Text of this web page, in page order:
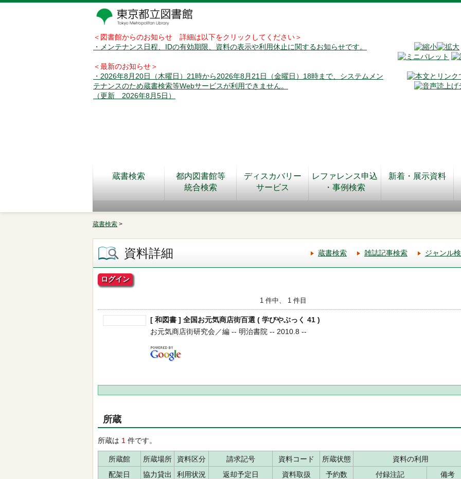
＜図書館からのお知らせ 詳細は以下をクリックしてください＞
・メンテナンス日程、IDの有効期限、資料の表示や利用休止に関するお知らせです。
＜最新のお知らせ＞
・2026年8月20日（木曜日）21時から2026年8月21日（金曜日）18時まで、システムメン
テナンスのため蔵書検索等Webサービスが利用できません。
（更新 2026年8月5日）
蔵書検索
都内図書館等
統合検索
ディスカバリー
サービス
レファレンス申込
・事例検索
新着・展示資料
蔵書検索 >
資料詳細 蔵書検索 雑誌記事検索 ジャンル
ログイン
1 件中、 1 件目
[ 和図書 ] 全国お元気商店街百選 ( 学びやぶっく 41 )
お元気商店街研究会／編 -- 明治書院 -- 2010.8 --
所蔵
所蔵は 1 件です。
所蔵館 所蔵場所 資料区分 請求記号 資料コード 所蔵状態
資料の利用
配架日
協力貸出 利用状況 返却予定日 資料取扱 予約数 付録注記
備考